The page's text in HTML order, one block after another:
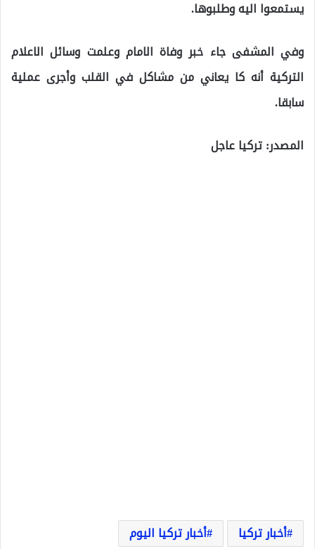
يستمعوا اليه وطلبوها.
وفي المشفى جاء خبر وفاة الامام وعلمت وسائل الاعلام
التركية أنه كا يعاني من مشاكل في القلب وأجرى عملية
سابقا.
المصدر: تركيا عاجل
أخبار تركيا
أخبار تركيا اليوم